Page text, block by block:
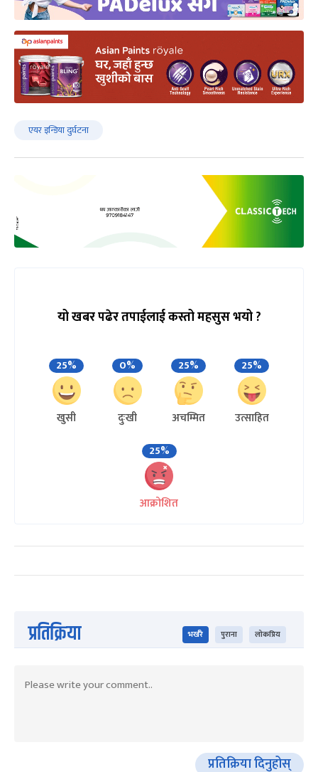
एयर इन्डिया दुर्घटना
यो खबर पढेर तपाईलाई कस्तो महसुस भयो ?
25%
खुसी
0%
दुःखी
25%
अचम्मित
25%
उत्साहित
25%
आक्रोशित
प्रतिक्रिया भर्खरै पुराना लोकप्रिय
प्रतिक्रिया दिनुहोस्